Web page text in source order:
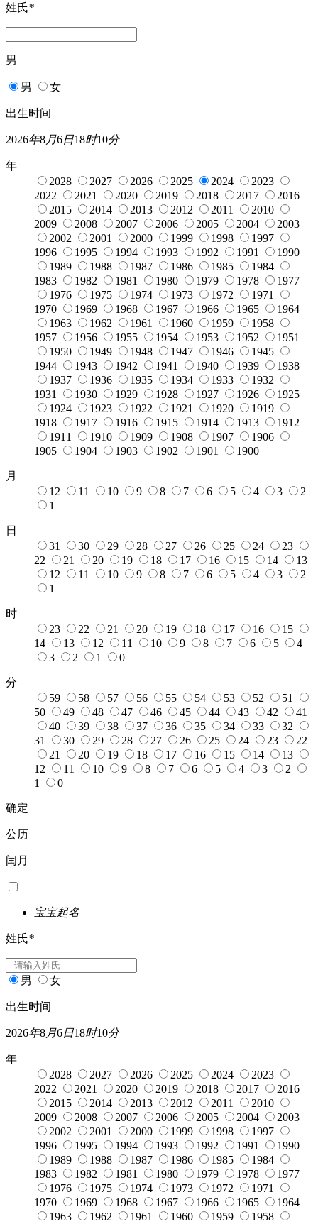
姓氏*
男
男 女
出生时间
2026年8月6日18时10分
年
2028
2027 2026 2025 2024
2023
2022
2021 2020 2019 2018 2017
2016
2015
2014 2013 2012 2011
2010
2009
2008 2007 2006 2005 2004
2003
2002
2001 2000 1999 1998
1997
1996
1995 1994 1993 1992 1991
1990
1989
1988 1987 1986 1985
1984
1983
1982 1981 1980 1979 1978
1977
1976
1975 1974 1973 1972
1971
1970
1969 1968 1967 1966 1965
1964
1963
1962 1961 1960 1959
1958
1957
1956 1955 1954 1953 1952
1951
1950
1949 1948 1947 1946
1945
1944
1943 1942 1941 1940 1939
1938
1937
1936 1935 1934 1933
1932
1931
1930 1929 1928 1927 1926
1925
1924
1923 1922 1921 1920
1919
1918
1917 1916 1915 1914 1913
1912
1911
1910 1909 1908 1907
1906
1905
1904 1903 1902 1901 1900
月
12
11 10 9 8 7 6 5 4 3
2
1
日
31
30 29 28 27 26 25 24
23
22
21 20 19 18 17 16 15 14
13
12
11 10 9 8 7 6 5 4 3
2
1
时
23
22 21 20 19 18 17 16
15
14
13 12 11 10 9 8 7 6 5
4
3
2 1 0
分
59
58 57 56 55 54 53 52
51
50
49 48 47 46 45 44 43 42
41
40
39 38 37 36 35 34 33
32
31
30 29 28 27 26 25 24 23
22
21
20 19 18 17 16 15 14
13
12
11 10 9 8 7 6 5 4 3
2
1
0
确定
公历
闰月
宝宝起名
姓氏*
男 女
出生时间
2026年8月6日18时10分
年
2028
2027 2026 2025 2024
2023
2022
2021 2020 2019 2018 2017
2016
2015
2014 2013 2012 2011
2010
2009
2008 2007 2006 2005 2004
2003
2002
2001 2000 1999 1998
1997
1996
1995 1994 1993 1992 1991
1990
1989
1988 1987 1986 1985
1984
1983
1982 1981 1980 1979 1978
1977
1976
1975 1974 1973 1972
1971
1970
1969 1968 1967 1966 1965
1964
1963
1962 1961 1960 1959
1958